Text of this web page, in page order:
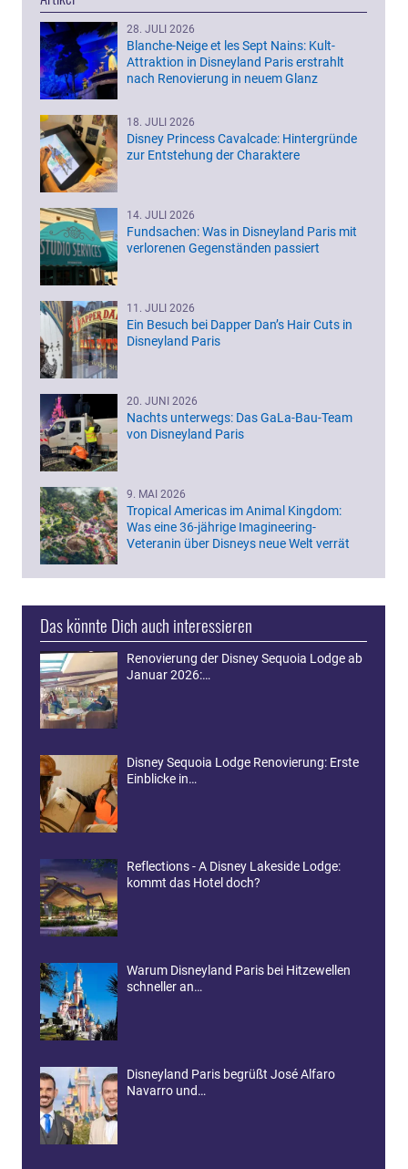
28. JULI 2026
Blanche-Neige et les Sept Nains: Kult-
Attraktion in Disneyland Paris erstrahlt
nach Renovierung in neuem Glanz
18. JULI 2026
Disney Princess Cavalcade: Hintergründe
zur Entstehung der Charaktere
14. JULI 2026
Fundsachen: Was in Disneyland Paris mit
verlorenen Gegenständen passiert
11. JULI 2026
Ein Besuch bei Dapper Dan’s Hair Cuts in
Disneyland Paris
20. JUNI 2026
Nachts unterwegs: Das GaLa-Bau-Team
von Disneyland Paris
9. MAI 2026
Tropical Americas im Animal Kingdom:
Was eine 36-jährige Imagineering-
Veteranin über Disneys neue Welt verrät
Das könnte Dich auch interessieren
Renovierung der Disney Sequoia Lodge ab
Januar 2026:…
Disney Sequoia Lodge Renovierung: Erste
Einblicke in…
Reflections - A Disney Lakeside Lodge:
kommt das Hotel doch?
Warum Disneyland Paris bei Hitzewellen
schneller an…
Disneyland Paris begrüßt José Alfaro
Navarro und…